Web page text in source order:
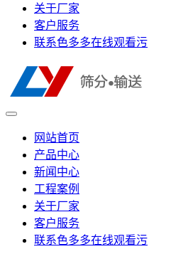
关于厂家
客户服务
联系色多多在线观看污
网站首页
产品中心
新闻中心
工程案例
关于厂家
客户服务
联系色多多在线观看污